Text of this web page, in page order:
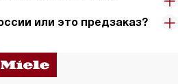
или это предзаказ?